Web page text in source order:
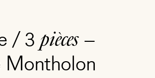
/ 3pièces–
Montholon